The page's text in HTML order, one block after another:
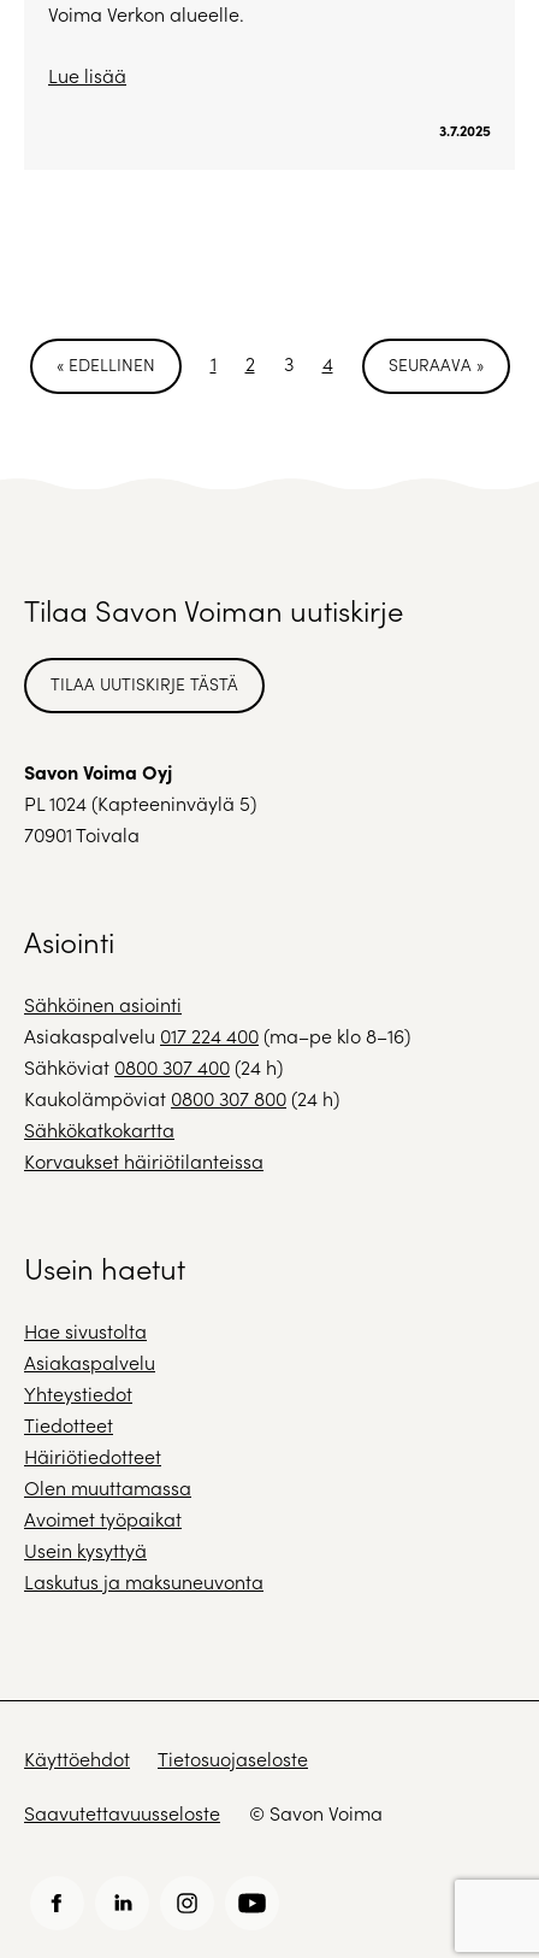
Voima Verkon alueelle.
Lue lisää
3.7.2025
« EDELLINEN 1 2 3 4 SEURAAVA »
Tilaa Savon Voiman uutiskirje
TILAA UUTISKIRJE TÄSTÄ
Savon Voima Oyj
PL 1024 (Kapteeninväylä 5)
70901 Toivala
Asiointi
Sähköinen asiointi
Asiakaspalvelu 017 224 400(ma–pe klo 8–16)
Sähköviat 0800 307 400(24 h)
Kaukolämpöviat 0800 307 800(24 h)
Sähkökatkokartta
Korvaukset häiriötilanteissa
Usein haetut
Hae sivustolta
Asiakaspalvelu
Yhteystiedot
Tiedotteet
Häiriötiedotteet
Olen muuttamassa
Avoimet työpaikat
Usein kysyttyä
Laskutus ja maksuneuvonta
Käyttöehdot Tietosuojaseloste
Saavutettavuusseloste © Savon Voima